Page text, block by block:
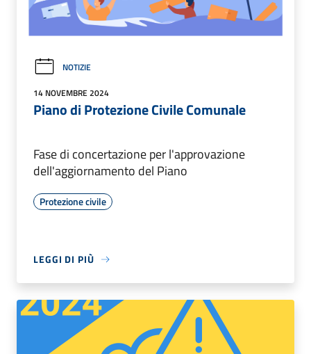
NOTIZIE
14 NOVEMBRE 2024
Piano di Protezione Civile Comunale
Fase di concertazione per l'approvazione
dell'aggiornamento del Piano
Protezione civile
LEGGI DI PIÙ